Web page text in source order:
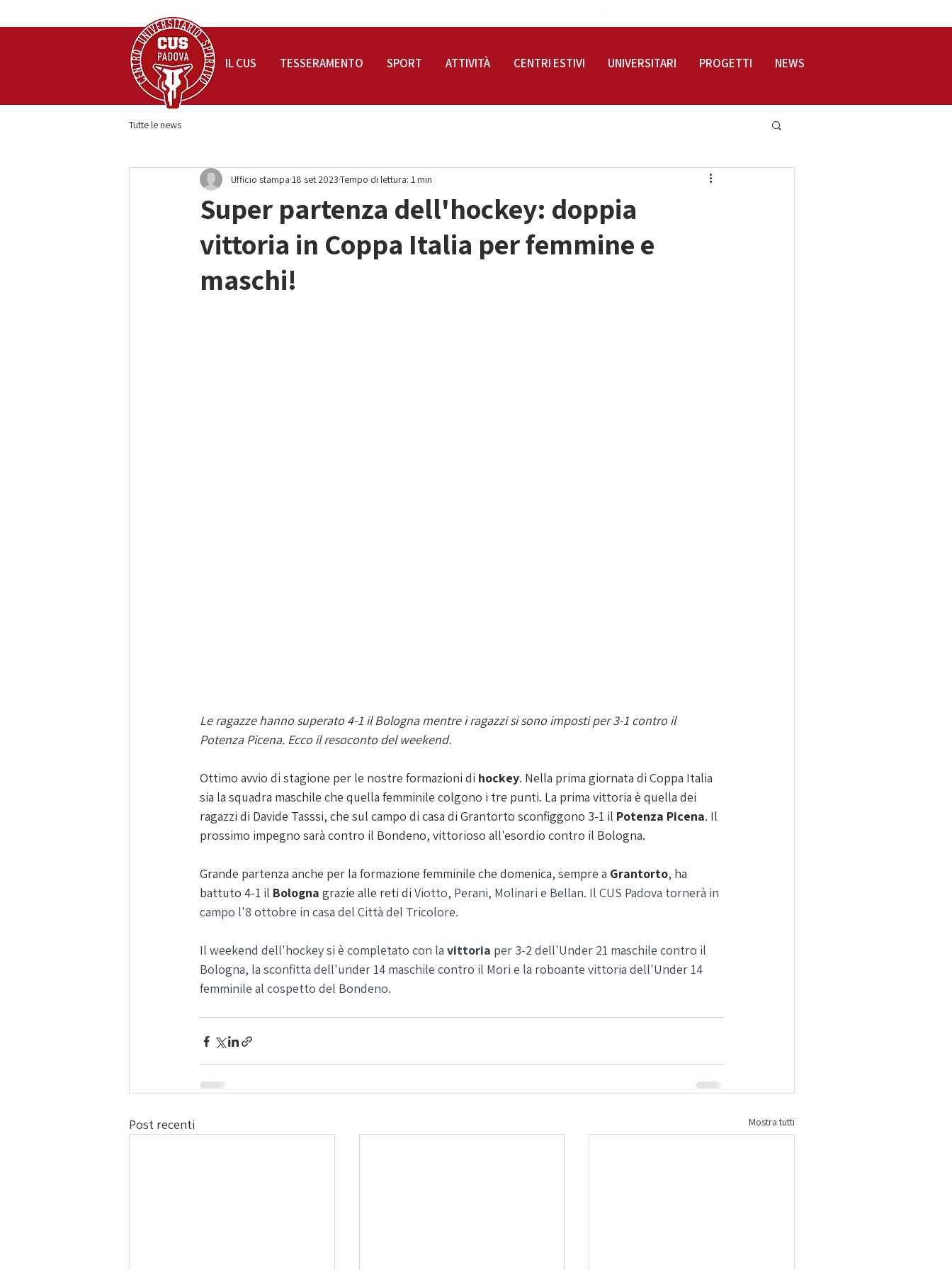
Tutte le news
Super partenza dell'hockey: doppia
vittoria in Coppa Italia per femmine e
maschi!
Ufficio stampa 18 set 2023Tempo di lettura: 1 min
Le ragazze hanno superato 4-1 il Bologna mentre i ragazzi si sono imposti per 3-1 contro il
Potenza Picena. Ecco il resoconto del weekend.
Ottimo avvio di stagione per le nostre formazioni di hockey. Nella prima giornata di Coppa Italia
sia la squadra maschile che quella femminile colgono i tre punti. La prima vittoria è quella dei
ragazzi di Davide Tasssi, che sul campo di casa di Grantorto sconfiggono 3-1 il Potenza Picena. Il
prossimo impegno sarà contro il Bondeno, vittorioso all'esordio contro il Bologna.
Grande partenza anche per la formazione femminile che domenica, sempre a Grantorto, ha
battuto 4-1 il Bologna grazie alle reti di Viotto, Perani, Molinari e Bellan. Il CUS Padova tornerà in
campo l'8 ottobre in casa del Città del Tricolore.
Il weekend dell'hockey si è completato con la vittoria per 3-2 dell'Under 21 maschile contro il
Bologna, la sconfitta dell'under 14 maschile contro il Mori e la roboante vittoria dell'Under 14
femminile al cospetto del Bondeno.
Post recenti Mostra tutti
IL CUS TESSERAMENTO SPORT ATTIVITÀ CENTRI ESTIVI UNIVERSITARI PROGETTI NEWS